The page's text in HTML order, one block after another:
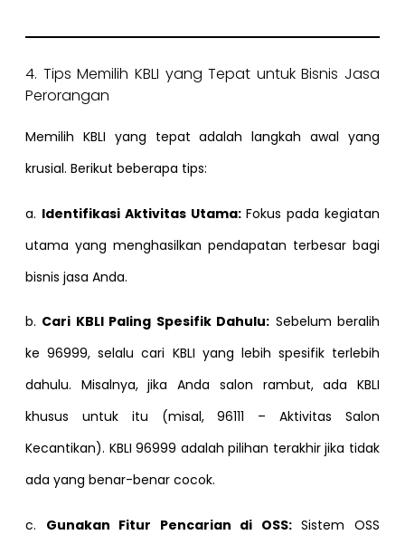
4. Tips Memilih KBLI yang Tepat untuk Bisnis Jasa
Perorangan
Memilih KBLI yang tepat adalah langkah awal yang
krusial. Berikut beberapa tips:
a. Identifikasi Aktivitas Utama:Fokus pada kegiatan
utama yang menghasilkan pendapatan terbesar bagi
bisnis jasa Anda.
b. Cari KBLI Paling Spesifik Dahulu: Sebelum beralih
ke 96999, selalu cari KBLI yang lebih spesifik terlebih
dahulu. Misalnya, jika Anda salon rambut, ada KBLI
khusus untuk itu (misal, 96111 – Aktivitas Salon
Kecantikan). KBLI 96999 adalah pilihan terakhir jika tidak
ada yang benar-benar cocok.
c. Gunakan Fitur Pencarian di OSS:Sistem OSS